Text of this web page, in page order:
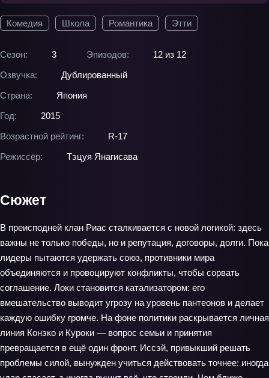
Комедия Школа Романтика Этти
Сезон: 3 Эпизодов:
12 из 12
Озвучка:
Дублированный
Страна:
Япония
Год:
2015
Возрастной рейтинг:
R-17
Режиссёр:
Тэцуя Янагисава
Сюжет
В преисподней клан Риас сталкивается с новой логикой: здесь
важны не только победы, но и репутация, договоры, долги. Пока
лидеры пытаются удержать союз, противники мира
объединяются и провоцируют конфликты, чтобы сорвать
соглашение. Локи становится катализатором: его
вмешательство выводит угрозу на уровень пантеонов и делает
каждую ошибку громче. На фоне политики раскрывается личная
линия Конэко и Куроки — вопрос семьи и принятия
превращается в ещё один фронт. Иссэй, привыкший решать
проблемы силой, вынужден учиться действовать точнее: иногда